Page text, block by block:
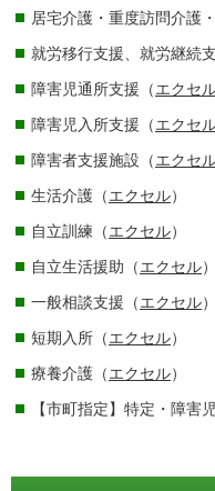
居宅介護・重度訪問介護
就労移行支援、就労継続
障害児通所支援（エクセ
障害児入所支援（エクセ
障害者支援施設（エクセ
生活介護（エクセル）
自立訓練（エクセル）
自立生活援助（エクセル）
一般相談支援（エクセル）
短期入所（エクセル）
療養介護（エクセル）
【市町指定】特定・障害